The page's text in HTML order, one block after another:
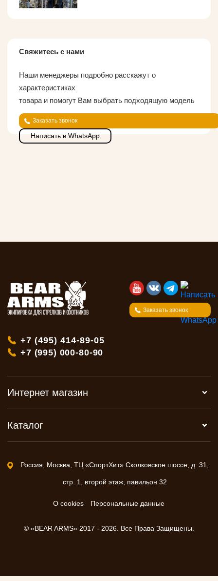
Свяжитесь с нами
Наши менеджеры подробно расскажут о
характеристиках
товара и помогут Вам выбрать подходящую модель
Заказать звонок
Написать в WhatsApp
Заказать звонок
+7 (495) 414-89-05
+7 (995) 000-80-90
Интернет магазин
Каталог
Россия, Москва, ТЦ «СпортХит» Сколковское шоссе, д. 31,
стр. 1, второй этаж, павильон 32
О cookies Персональные данные
© «BEAR ARMS» 2017 - 2026. Все Права Защищены.